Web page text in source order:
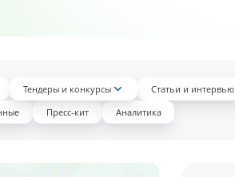
Тендеры и конкурсы Статьи и интервью
Пресс-кит Аналитика